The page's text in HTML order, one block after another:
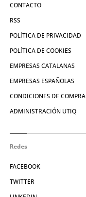
CONTACTO
RSS
POLÍTICA DE PRIVACIDAD
POLÍTICA DE COOKIES
EMPRESAS CATALANAS
EMPRESAS ESPAÑOLAS
CONDICIONES DE COMPRA
ADMINISTRACIÓN UTIQ
Redes
FACEBOOK
TWITTER